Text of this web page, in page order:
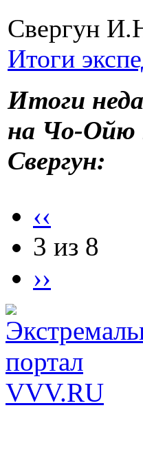
Свергун
Итоги
Итоги
на Чо-Ойю
Свергун:
‹‹
3 из 8
››